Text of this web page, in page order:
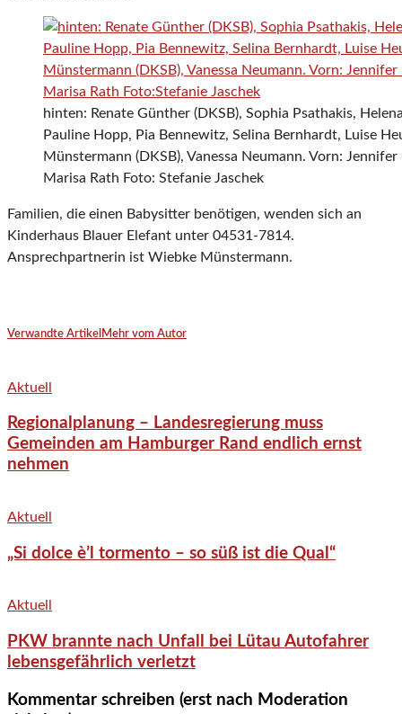
hinten: Renate Günther (DKSB), Sophia Psathakis,
Pauline Hopp, Pia Bennewitz, Selina Bernhardt, Luise
Münstermann (DKSB), Vanessa Neumann. Vorn:
Marisa Rath Foto: Stefanie Jaschek
Familien, die einen Babysitter benötigen, wenden sich an
Kinderhaus Blauer Elefant unter 04531-7814.
Ansprechpartnerin ist Wiebke Münstermann.
Verwandte Artikel Mehr vom Autor
Aktuell
Regionalplanung – Landesregierung muss
Gemeinden am Hamburger Rand endlich ernst
nehmen
Aktuell
„Si dolce è’l tormento – so süß ist die Qual“
Aktuell
PKW brannte nach Unfall bei Lütau Autofahrer
lebensgefährlich verletzt
Kommentar schreiben (erst nach Moderation